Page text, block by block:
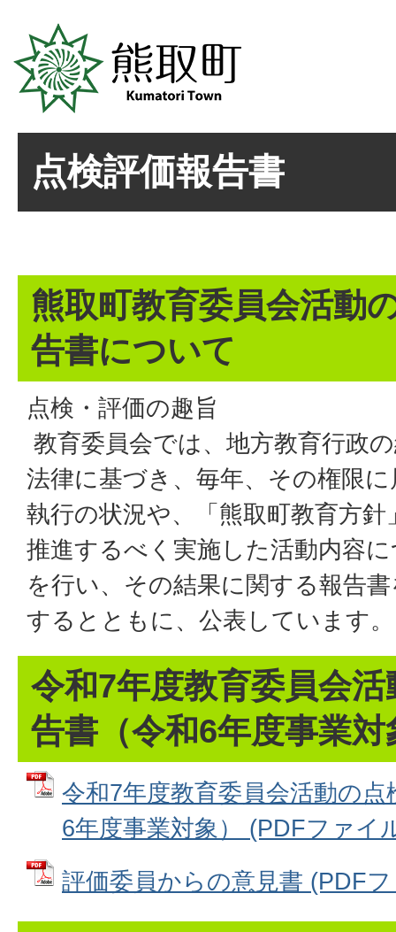
点検評価報告書
熊取町教育委員会活動
告書について
点検・評価の趣旨
教育委員会では、地方教育行政
法律に基づき、毎年、その権限
執行の状況や、「熊取町教育方
推進するべく実施した活動内容
を行い、その結果に関する報告
するとともに、公表しています。
令和7年度教育委員会
告書（令和6年度事業対
令和7年度教育委員会活動の
6年度事業対象） (PDFファイ
評価委員からの意見書 (PDF